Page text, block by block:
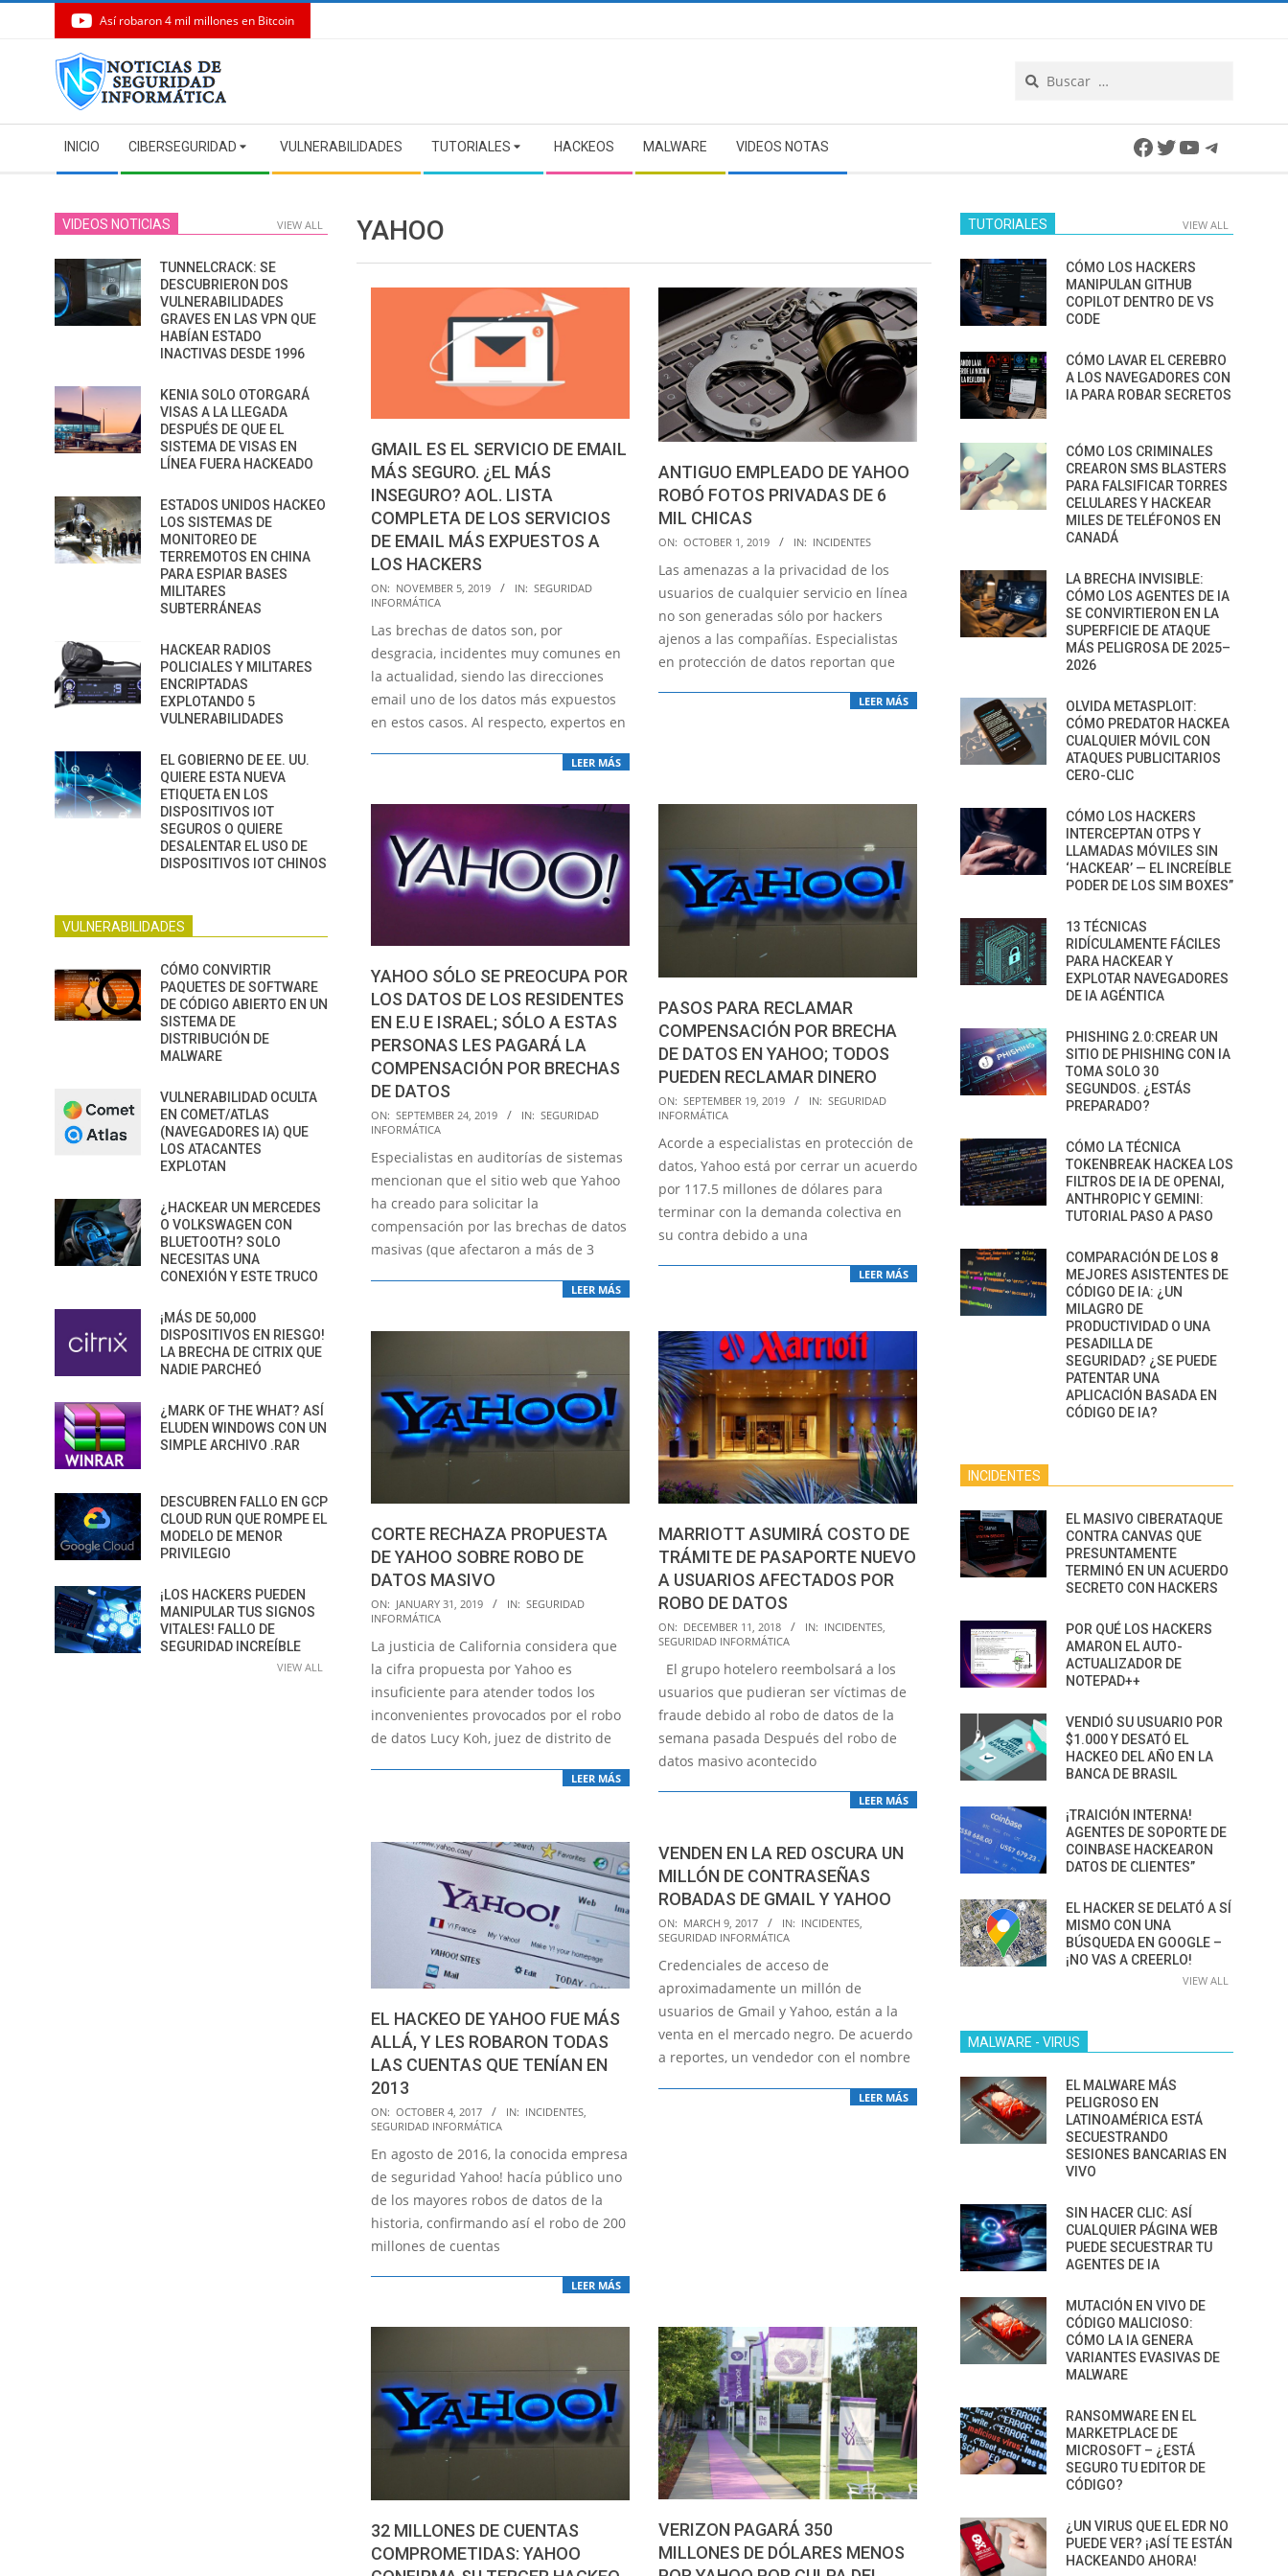
Así robaron 4 mil millones en Bitcoin
Navigation
Menu
INICIO CIBERSEGURIDAD VULNERABILIDADES TUTORIALES HACKEOS MALWARE VIDEOS NOTAS Facebook
Twitter
YouTube
YAHOO
GMAIL ES EL SERVICIO DE EMAIL
MÁS SEGURO. ¿EL MÁS
INSEGURO? AOL. LISTA
COMPLETA DE LOS SERVICIOS
DE EMAIL MÁS EXPUESTOS A
LOS HACKERS
2019-
11-
05
ON: NOVEMBER 5, 2019 IN: SEGURIDAD
INFORMÁTICA
Las brechas de datos son, por
desgracia, incidentes muy comunes en
la actualidad, siendo las direcciones
email uno de los datos más expuestos
en estos casos. Al respecto, expertos en
LEER MÁS
ANTIGUO EMPLEADO DE YAHOO
ROBÓ FOTOS PRIVADAS DE 6
MIL CHICAS
2019-
10-
ON: OCTOBER 1, 2019 IN: INCIDENTES
Las amenazas a la privacidad de los
usuarios de cualquier servicio en línea
no son generadas sólo por hackers
ajenos a las compañías. Especialistas
en protección de datos reportan que
LEER MÁS
YAHOO SÓLO SE PREOCUPA POR
LOS DATOS DE LOS RESIDENTES
EN E.U E ISRAEL; SÓLO A ESTAS
PERSONAS LES PAGARÁ LA
COMPENSACIÓN POR BRECHAS
DE DATOS
2019-
09-
24
ON: SEPTEMBER 24, 2019 IN: SEGURIDAD
INFORMÁTICA
Especialistas en auditorías de sistemas
mencionan que el sitio web que Yahoo
ha creado para solicitar la
compensación por las brechas de datos
masivas (que afectaron a más de 3
LEER MÁS
PASOS PARA RECLAMAR
COMPENSACIÓN POR BRECHA
DE DATOS EN YAHOO; TODOS
PUEDEN RECLAMAR DINERO
2019-
09-
19
ON: SEPTEMBER 19, 2019 IN: SEGURIDAD
INFORMÁTICA
Acorde a especialistas en protección de
datos, Yahoo está por cerrar un acuerdo
por 117.5 millones de dólares para
terminar con la demanda colectiva en
su contra debido a una
LEER MÁS
CORTE RECHAZA PROPUESTA
DE YAHOO SOBRE ROBO DE
DATOS MASIVO
2019-
01-
31
ON: JANUARY 31, 2019 IN: SEGURIDAD
INFORMÁTICA
La justicia de California considera que
la cifra propuesta por Yahoo es
insuficiente para atender todos los
inconvenientes provocados por el robo
de datos Lucy Koh, juez de distrito de
LEER MÁS
MARRIOTT ASUMIRÁ COSTO DE
TRÁMITE DE PASAPORTE NUEVO
A USUARIOS AFECTADOS POR
ROBO DE DATOS
2018-
12-
11
ON: DECEMBER 11, 2018 IN: INCIDENTES
SEGURIDAD INFORMÁTICA
El grupo hotelero reembolsará a los
usuarios que pudieran ser víctimas de
fraude debido al robo de datos de la
semana pasada Después del robo de
datos masivo acontecido
LEER MÁS
EL HACKEO DE YAHOO FUE MÁS
ALLÁ, Y LES ROBARON TODAS
LAS CUENTAS QUE TENÍAN EN
2013
2017-
10-
04
ON: OCTOBER 4, 2017 IN: INCIDENTES
SEGURIDAD INFORMÁTICA
En agosto de 2016, la conocida empresa
de seguridad Yahoo! hacía público uno
de los mayores robos de datos de la
historia, confirmando así el robo de 200
millones de cuentas
LEER MÁS
VENDEN EN LA RED OSCURA UN
MILLÓN DE CONTRASEÑAS
ROBADAS DE GMAIL Y YAHOO
2017-
03-
09
ON: MARCH 9, 2017 IN: INCIDENTES,
SEGURIDAD INFORMÁTICA
Credenciales de acceso de
aproximadamente un millón de
usuarios de Gmail y Yahoo, están a la
venta en el mercado negro. De acuerdo
a reportes, un vendedor con el nombre
LEER MÁS
32 MILLONES DE CUENTAS
COMPROMETIDAS: YAHOO
VERIZON PAGARÁ 350
MILLONES DE DÓLARES MENOS
VIDEOS NOTICIAS VIEW ALL
TUNNELCRACK: SE
DESCUBRIERON DOS
VULNERABILIDADES
GRAVES EN LAS VPN QUE
HABÍAN ESTADO
INACTIVAS DESDE 1996
KENIA SOLO OTORGARÁ
VISAS A LA LLEGADA
DESPUÉS DE QUE EL
SISTEMA DE VISAS EN
LÍNEA FUERA HACKEADO
ESTADOS UNIDOS HACKEO
LOS SISTEMAS DE
MONITOREO DE
TERREMOTOS EN CHINA
PARA ESPIAR BASES
MILITARES
SUBTERRÁNEAS
HACKEAR RADIOS
POLICIALES Y MILITARES
ENCRIPTADAS
EXPLOTANDO 5
VULNERABILIDADES
EL GOBIERNO DE EE. UU.
QUIERE ESTA NUEVA
ETIQUETA EN LOS
DISPOSITIVOS IOT
SEGUROS O QUIERE
DESALENTAR EL USO DE
DISPOSITIVOS IOT CHINOS
VULNERABILIDADES
CÓMO CONVIRTIR
PAQUETES DE SOFTWARE
DE CÓDIGO ABIERTO EN UN
SISTEMA DE
DISTRIBUCIÓN DE
MALWARE
VULNERABILIDAD OCULTA
EN COMET/ATLAS
(NAVEGADORES IA) QUE
LOS ATACANTES
EXPLOTAN
¿HACKEAR UN MERCEDES
O VOLKSWAGEN CON
BLUETOOTH? SOLO
NECESITAS UNA
CONEXIÓN Y ESTE TRUCO
¡MÁS DE 50,000
DISPOSITIVOS EN RIESGO!
LA BRECHA DE CITRIX QUE
NADIE PARCHEÓ
¿MARK OF THE WHAT? ASÍ
ELUDEN WINDOWS CON UN
SIMPLE ARCHIVO .RAR
DESCUBREN FALLO EN GCP
CLOUD RUN QUE ROMPE EL
MODELO DE MENOR
PRIVILEGIO
¡LOS HACKERS PUEDEN
MANIPULAR TUS SIGNOS
VITALES! FALLO DE
SEGURIDAD INCREÍBLE
VIEW ALL
TUTORIALES VIEW ALL
CÓMO LOS HACKERS
MANIPULAN GITHUB
COPILOT DENTRO DE VS
CODE
CÓMO LAVAR EL CEREBRO
A LOS NAVEGADORES CON
IA PARA ROBAR SECRETOS
CÓMO LOS CRIMINALES
CREARON SMS BLASTERS
PARA FALSIFICAR TORRES
CELULARES Y HACKEAR
MILES DE TELÉFONOS EN
CANADÁ
LA BRECHA INVISIBLE:
CÓMO LOS AGENTES DE IA
SE CONVIRTIERON EN LA
SUPERFICIE DE ATAQUE
MÁS PELIGROSA DE 2025–
2026
OLVIDA METASPLOIT:
CÓMO PREDATOR HACKEA
CUALQUIER MÓVIL CON
ATAQUES PUBLICITARIOS
CERO-CLIC
CÓMO LOS HACKERS
INTERCEPTAN OTPS Y
LLAMADAS MÓVILES SIN
‘HACKEAR’ — EL INCREÍBLE
PODER DE LOS SIM BOXES”
13 TÉCNICAS
RIDÍCULAMENTE FÁCILES
PARA HACKEAR Y
EXPLOTAR NAVEGADORES
DE IA AGÉNTICA
PHISHING 2.0:CREAR UN
SITIO DE PHISHING CON IA
TOMA SOLO 30
SEGUNDOS. ¿ESTÁS
PREPARADO?
CÓMO LA TÉCNICA
TOKENBREAK HACKEA LOS
FILTROS DE IA DE OPENAI,
ANTHROPIC Y GEMINI:
TUTORIAL PASO A PASO
COMPARACIÓN DE LOS 8
MEJORES ASISTENTES DE
CÓDIGO DE IA: ¿UN
MILAGRO DE
PRODUCTIVIDAD O UNA
PESADILLA DE
SEGURIDAD? ¿SE PUEDE
PATENTAR UNA
APLICACIÓN BASADA EN
CÓDIGO DE IA?
INCIDENTES
EL MASIVO CIBERATAQUE
CONTRA CANVAS QUE
PRESUNTAMENTE
TERMINÓ EN UN ACUERDO
SECRETO CON HACKERS
POR QUÉ LOS HACKERS
AMARON EL AUTO-
ACTUALIZADOR DE
NOTEPAD++
VENDIÓ SU USUARIO POR
$1.000 Y DESATÓ EL
HACKEO DEL AÑO EN LA
BANCA DE BRASIL
¡TRAICIÓN INTERNA!
AGENTES DE SOPORTE DE
COINBASE HACKEARON
DATOS DE CLIENTES”
EL HACKER SE DELATÓ A SÍ
MISMO CON UNA
BÚSQUEDA EN GOOGLE –
¡NO VAS A CREERLO!
VIEW ALL
MALWARE - VIRUS
EL MALWARE MÁS
PELIGROSO EN
LATINOAMÉRICA ESTÁ
SECUESTRANDO
SESIONES BANCARIAS EN
VIVO
SIN HACER CLIC: ASÍ
CUALQUIER PÁGINA WEB
PUEDE SECUESTRAR TU
AGENTES DE IA
MUTACIÓN EN VIVO DE
CÓDIGO MALICIOSO:
CÓMO LA IA GENERA
VARIANTES EVASIVAS DE
MALWARE
RANSOMWARE EN EL
MARKETPLACE DE
MICROSOFT – ¿ESTÁ
SEGURO TU EDITOR DE
CÓDIGO?
¿UN VIRUS QUE EL EDR NO
PUEDE VER? ¡ASÍ TE ESTÁN
HACKEANDO AHORA!